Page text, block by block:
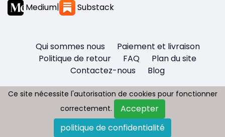
Medium| Substack
Qui sommes nous
Paiement et livraison
Politique de retour
FAQ
Plan du site
Contactez-nous
Blog
Copyright © 2026 - Tous droit réservés
Tousbatterie.com
Ce site nécessite l'autorisation de cookies pour fonctionner
correctement.
Accepter
politique de confidentialité
Ce site nécessite l'autorisation de cookies pour fonctionner
correctement.
Accepter
politique de confidentialité